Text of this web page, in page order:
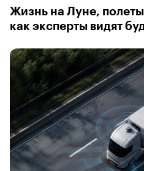
Жизнь на Луне,
как эксперты видят